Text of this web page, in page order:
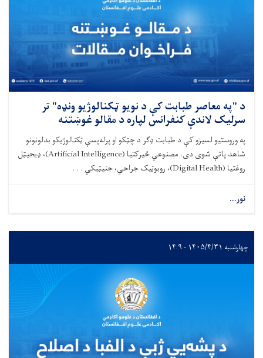
د "په معاصر طبابت کې د نویو ټکنالوژیو ونډه" تر
سرلیک لاندې کنفرانس لپاره د مقالو غوښتنه
په وروستیو لسیزو کې د طبابت ډګر د چټکو او پرله‌پسې ټکنالوژیکو بدلونونو
شاهد پاتې شوی دی. مصنوعي ځیرکتیا (Artificial Intelligence)، ډیجیټل
روغتیا (Digital Health)، روبوټیک جراحي، جنیټیکي . . .
نور...
چهارشنبه ۱۴۰۵/۴/۳۱ - ۱۴:۹